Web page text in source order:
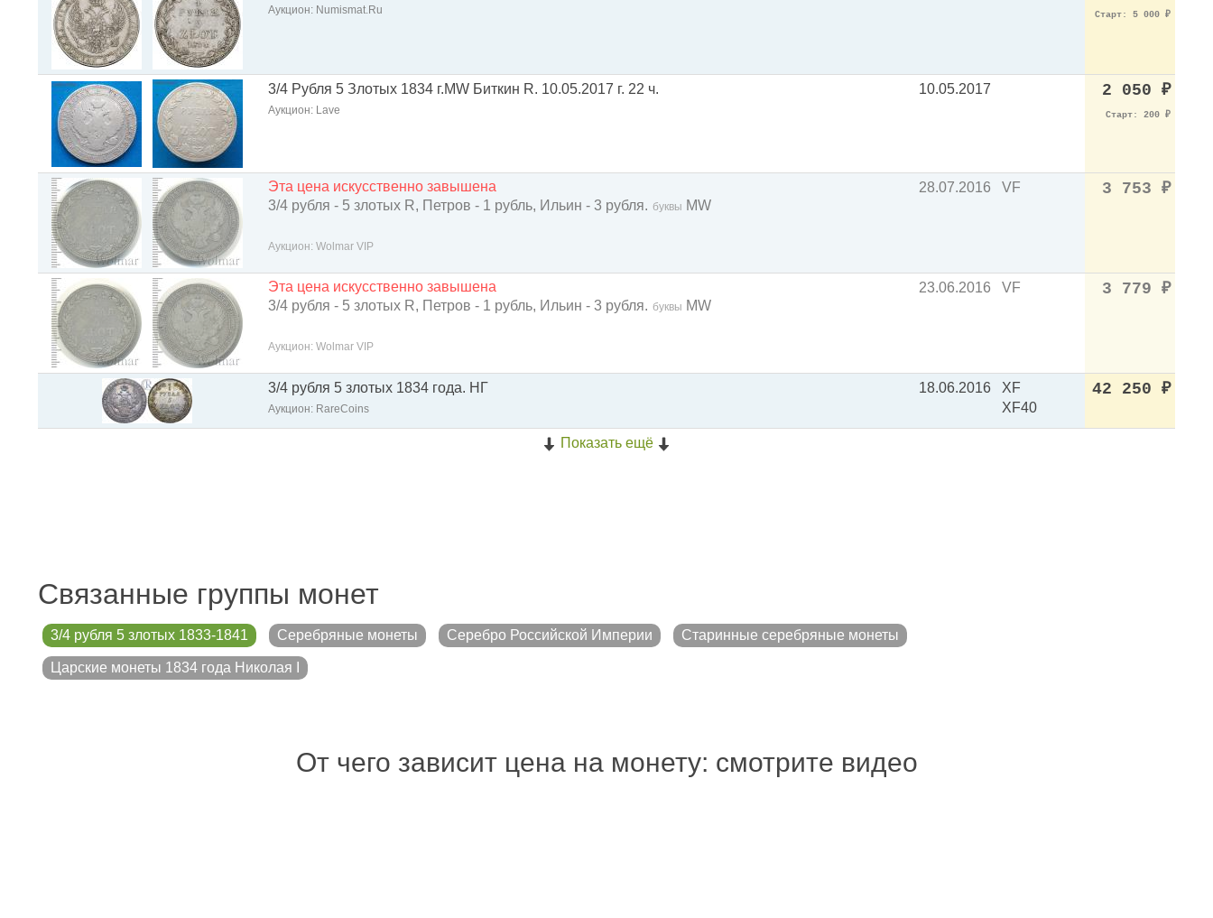
Аукцион: Numismat.Ru Старт: 5 000 ₽
3/4 Рубля 5 Злотых 1834 г.MW Биткин R. 10.05.2017 г. 22 ч.
Аукцион: Lave
10.05.2017 2 050 ₽
Старт: 200 ₽
Эта цена искусственно завышена
3/4 рубля - 5 злотых R, Петров - 1 рубль, Ильин - 3 рубля. буквы MW
Аукцион: Wolmar VIP
28.07.2016 VF 3 753 ₽
Эта цена искусственно завышена
3/4 рубля - 5 злотых R, Петров - 1 рубль, Ильин - 3 рубля. буквы MW
Аукцион: Wolmar VIP
23.06.2016 VF 3 779 ₽
3/4 рубля 5 злотых 1834 года. НГ
Аукцион: RareCoins
18.06.2016
XF
XF40
42 250 ₽
Показать ещё
Связанные группы монет
3/4 рубля 5 злотых 1833-1841 Серебряные монеты Серебро Российской Империи Старинные серебряные монеты
Царские монеты 1834 года Николая I
От чего зависит цена на монету: смотрите видео